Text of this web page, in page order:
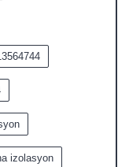
izolasyon